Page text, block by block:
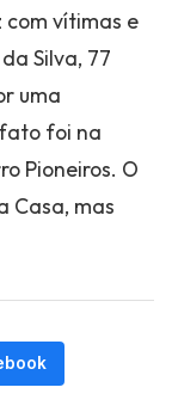
vítimas e
Silva, 77
uma
foi na
Pioneiros. O
Casa, mas